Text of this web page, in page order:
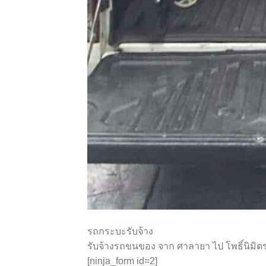
รถกระบะรับจ้าง
รับจ้างรถขนของ จาก ศาลายา ไป โพธิ์นิมิต
[ninja_form id=2]